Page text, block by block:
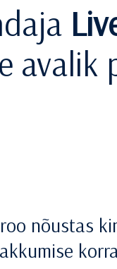
avalik
nõustas